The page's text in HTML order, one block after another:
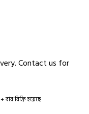
Contact us for
+ বার বিক্রি হয়েছে